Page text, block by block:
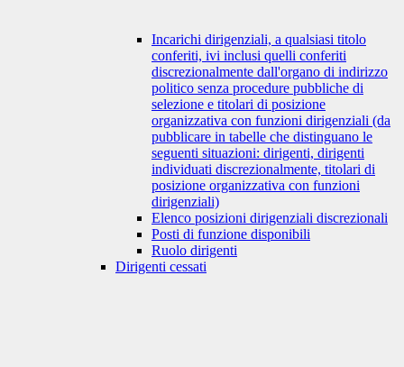
Incarichi dirigenziali, a qualsiasi titolo
conferiti, ivi inclusi quelli conferiti
discrezionalmente dall'organo di indirizzo
politico senza procedure pubbliche di
selezione e titolari di posizione
organizzativa con funzioni dirigenziali (da
pubblicare in tabelle che distinguano le
seguenti situazioni: dirigenti, dirigenti
individuati discrezionalmente, titolari di
posizione organizzativa con funzioni
dirigenziali)
Elenco posizioni dirigenziali discrezionali
Posti di funzione disponibili
Ruolo dirigenti
Dirigenti cessati